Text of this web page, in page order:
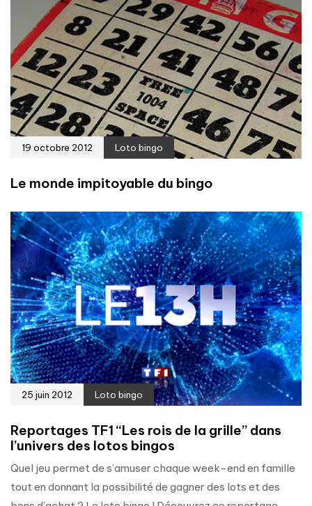
19 octobre 2012 Loto bingo
Le monde impitoyable du bingo
25 juin 2012 Loto bingo
Reportages TF1 “Les rois de la grille” dans
l’univers des lotos bingos
Quel jeu permet de s’amuser chaque week-end en famille
tout en donnant la possibilité de gagner des lots et des